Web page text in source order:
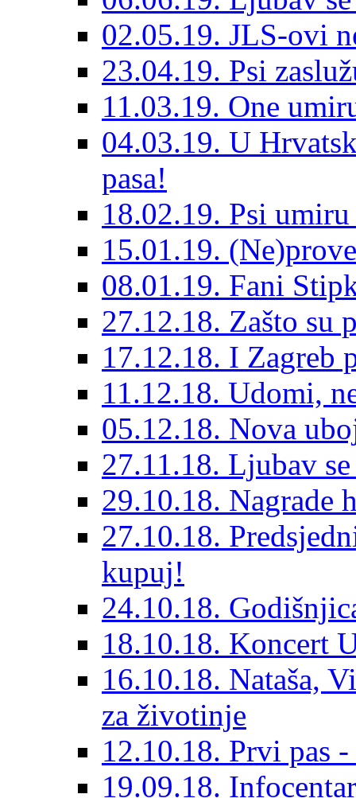
02.05.19. JLS-ovi
23.04.19. Psi
11.03.19. One
04.03.19. U
pasa!
18.02.19. Psi
15.01.19.
08.01.19. Fani
27.12.18. Zašto su
17.12.18. I Zagreb
11.12.18. Udomi,
05.12.18. Nova
27.11.18. Ljubav
29.10.18. Nagrade
27.10.18.
kupuj!
24.10.18.
18.10.18. Koncert
16.10.18. Nataša,
za životinje
12.10.18. Prvi pas
19.09.18.